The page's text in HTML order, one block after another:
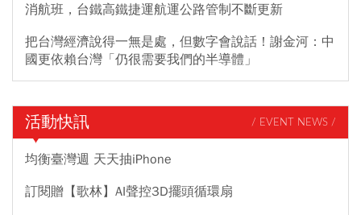
消航班，台鐵高鐵捷運航運公路管制不斷更新
把台灣經濟說得一無是處，但數字會說話！謝金河：中
國更依賴台灣「仍很需要我們的半導體」
活動快訊 / EVENT NEWS /
均衡臺灣週 天天抽iPhone
訂閱贈【歌林】AI聲控3D擺頭循環扇